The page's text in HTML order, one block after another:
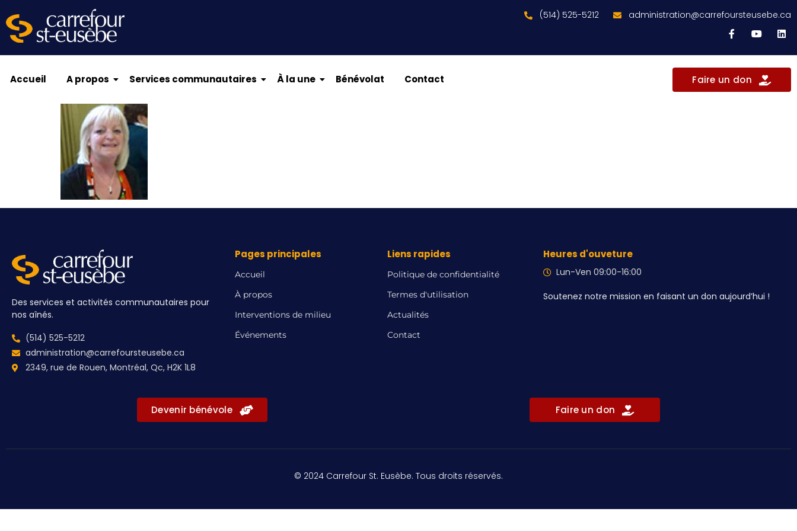
(514) 525-5212 administration@carrefoursteusebe.ca
Accueil A propos Services communautaires À la une Bénévolat Contact Faire un don
Des services et activités communautaires pour
nos aînés.
(514) 525-5212
administration@carrefoursteusebe.ca
2349, rue de Rouen, Montréal, Qc, H2K 1L8
Pages principales
Accueil
À propos
Interventions de milieu
Événements
Liens rapides
Politique de confidentialité
Termes d'utilisation
Actualités
Contact
Heures d'ouveture
Lun-Ven 09:00-16:00
Soutenez notre mission en faisant un don aujourd’hui !
Devenir bénévole Faire un don
© 2024 Carrefour St. Eusèbe. Tous droits réservés.